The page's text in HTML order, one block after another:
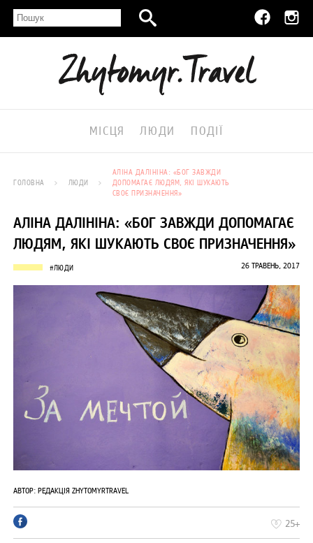
МІСЦЯ ЛЮДИ ПОДІЇ
ГОЛОВНА ЛЮДИ
АЛІНА ДАЛІНІНА: «БОГ ЗАВЖДИ
ДОПОМАГАЄ ЛЮДЯМ, ЯКІ ШУКАЮТЬ
СВОЄ ПРИЗНАЧЕННЯ»
АЛІНА ДАЛІНІНА: «БОГ ЗАВЖДИ ДОПОМАГАЄ
ЛЮДЯМ, ЯКІ ШУКАЮТЬ СВОЄ ПРИЗНАЧЕННЯ»
#ЛЮДИ 26 ТРАВЕНЬ, 2017
АВТОР:РЕДАКЦІЯ ZHYTOMYRTRAVEL
25+